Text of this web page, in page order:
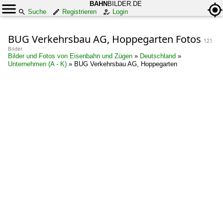
BAHN BILDER.DE
Suche
Registrieren Login
BUG Verkehrsbau AG, Hoppegarten Fotos 121
Bilder
Bilder und Fotos von Eisenbahn und Zügen » Deutschland »
Unternehmen (A - K) » BUG Verkehrsbau AG, Hoppegarten